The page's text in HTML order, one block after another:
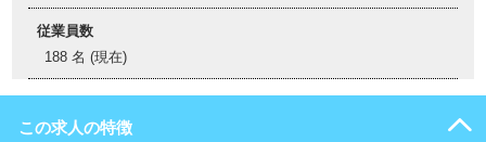
従業員数
188 名 (現在)
この求人の特徴